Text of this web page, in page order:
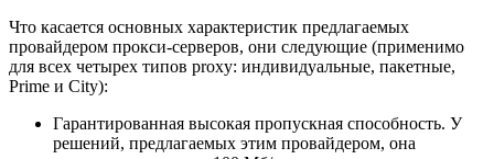
Что касается основных характеристик предлагаемых
провайдером прокси-серверов, они следующие (применимо
для всех четырех типов proxy: индивидуальные, пакетные,
Prime и City):
Гарантированная высокая пропускная способность. У
решений, предлагаемых этим провайдером, она